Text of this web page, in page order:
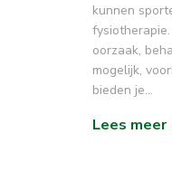
kunnen
oorzaak,
mogelijk,
bieden je…
Lees meer